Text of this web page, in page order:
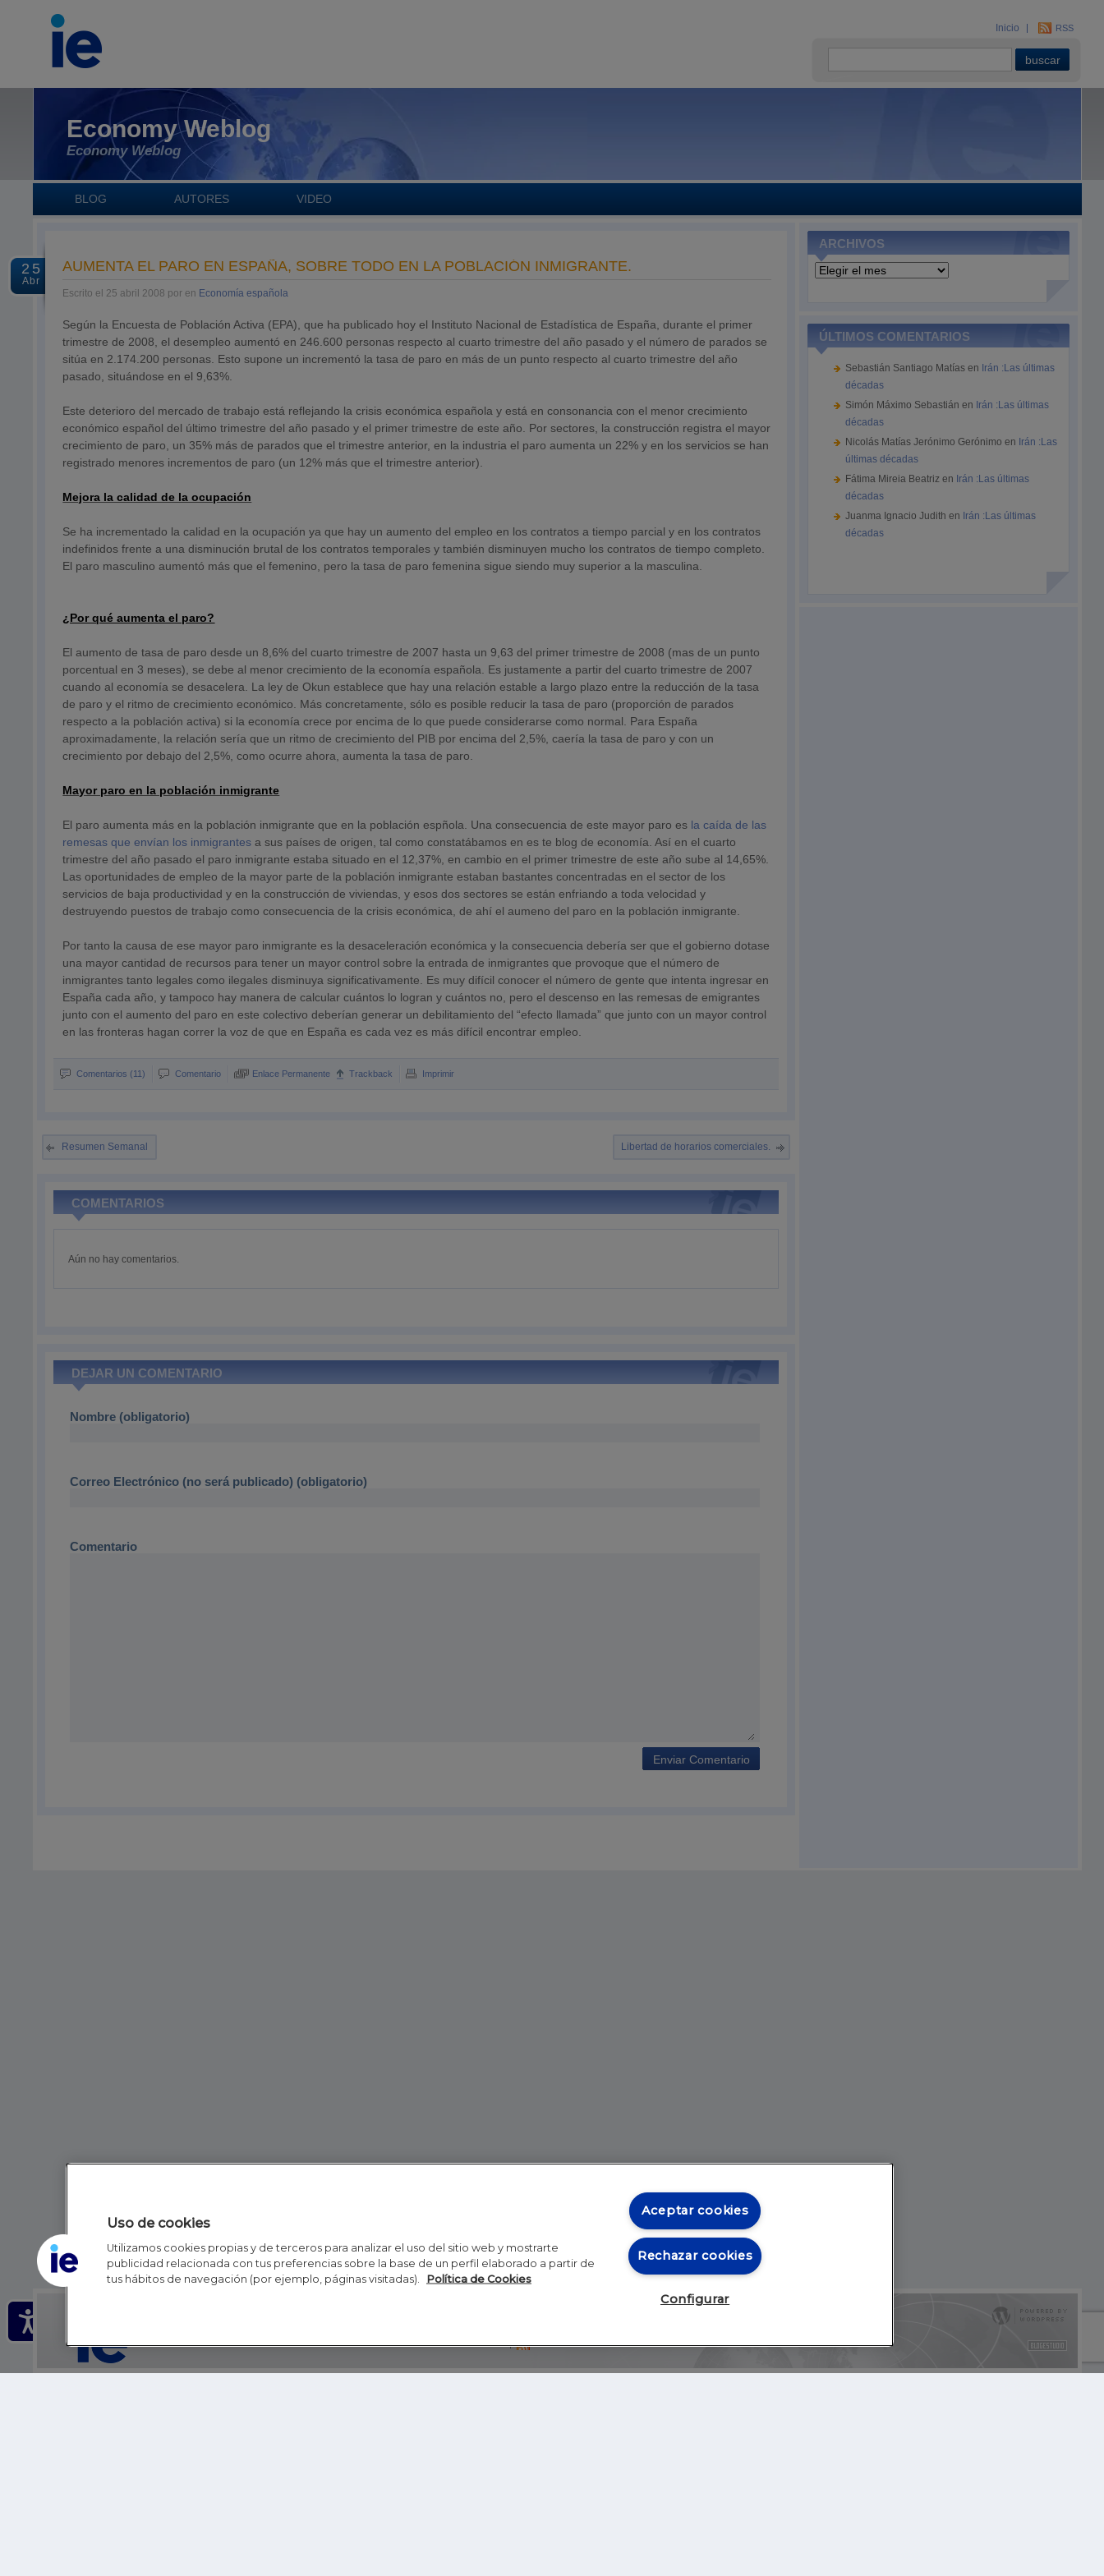
Inicio RSS
Economy Weblog
Economy Weblog
BLOG AUTORES VIDEO
25
Abr
AUMENTA EL PARO EN ESPAÑA, SOBRE TODO EN LA POBLACIÓN INMIGRANTE.
Escrito el 25 abril 2008 por en Economía española
Según la Encuesta de Población Activa (EPA), que ha publicado hoy el Instituto Nacional de Estadística de España, durante el primer
trimestre de 2008, el desempleo aumentó en 246.600 personas respecto al cuarto trimestre del año pasado y el número de parados se
sitúa en 2.174.200 personas. Esto supone un incrementó la tasa de paro en más de un punto respecto al cuarto trimestre del año
pasado, situándose en el 9,63%.
Este deterioro del mercado de trabajo está reflejando la crisis económica española y está en consonancia con el menor crecimiento
económico español del último trimestre del año pasado y el primer trimestre de este año. Por sectores, la construcción registra el mayor
crecimiento de paro, un 35% más de parados que el trimestre anterior, en la industria el paro aumenta un 22% y en los servicios se han
registrado menores incrementos de paro (un 12% más que el trimestre anterior).
Mejora la calidad de la ocupación
Se ha incrementado la calidad en la ocupación ya que hay un aumento del empleo en los contratos a tiempo parcial y en los contratos
indefinidos frente a una disminución brutal de los contratos temporales y también disminuyen mucho los contratos de tiempo completo.
El paro masculino aumentó más que el femenino, pero la tasa de paro femenina sigue siendo muy superior a la masculina.
¿Por qué aumenta el paro?
El aumento de tasa de paro desde un 8,6% del cuarto trimestre de 2007 hasta un 9,63 del primer trimestre de 2008 (mas de un punto
porcentual en 3 meses), se debe al menor crecimiento de la economía española. Es justamente a partir del cuarto trimestre de 2007
cuando al economía se desacelera. La ley de Okun establece que hay una relación estable a largo plazo entre la reducción de la tasa
de paro y el ritmo de crecimiento económico. Más concretamente, sólo es posible reducir la tasa de paro (proporción de parados
respecto a la población activa) si la economía crece por encima de lo que puede considerarse como normal. Para España
aproximadamente, la relación sería que un ritmo de crecimiento del PIB por encima del 2,5%, caería la tasa de paro y con un
crecimiento por debajo del 2,5%, como ocurre ahora, aumenta la tasa de paro.
Mayor paro en la población inmigrante
El paro aumenta más en la población inmigrante que en la población espñola. Una consecuencia de este mayor paro es la caída de las
remesas que envían los inmigrantesa sus países de origen, tal como constatábamos en es te blog de economía. Así en el cuarto
trimestre del año pasado el paro inmigrante estaba situado en el 12,37%, en cambio en el primer trimestre de este año sube al 14,65%.
Las oportunidades de empleo de la mayor parte de la población inmigrante estaban bastantes concentradas en el sector de los
servicios de baja productividad y en la construcción de viviendas, y esos dos sectores se están enfriando a toda velocidad y
destruyendo puestos de trabajo como consecuencia de la crisis económica, de ahí el aumeno del paro en la población inmigrante.
Por tanto la causa de ese mayor paro inmigrante es la desaceleración económica y la consecuencia debería ser que el gobierno dotase
una mayor cantidad de recursos para tener un mayor control sobre la entrada de inmigrantes que provoque que el número de
inmigrantes tanto legales como ilegales disminuya significativamente. Es muy difícil conocer el número de gente que intenta ingresar en
España cada año, y tampoco hay manera de calcular cuántos lo logran y cuántos no, pero el descenso en las remesas de emigrantes
junto con el aumento del paro en este colectivo deberían generar un debilitamiento del “efecto llamada” que junto con un mayor control
en las fronteras hagan correr la voz de que en España es cada vez es más difícil encontrar empleo.
Comentarios (11) Comentario Enlace Permanente Trackback Imprimir
Resumen Semanal Libertad de horarios comerciales.
COMENTARIOS
Aún no hay comentarios.
DEJAR UN COMENTARIO
Nombre (obligatorio)
Correo Electrónico (no será publicado) (obligatorio)
Comentario
ARCHIVOS
Archivos
ÚLTIMOS COMENTARIOS
Sebastián Santiago Matías en Irán :Las últimas
décadas
Simón Máximo Sebastián en Irán :Las últimas
décadas
Nicolás Matías Jerónimo Gerónimo en Irán :Las
últimas décadas
Fátima Mireia Beatriz en Irán :Las últimas
décadas
Juanma Ignacio Judith en Irán :Las últimas
décadas
Inicio RSS
Uso de cookies
Utilizamos cookies propias y de terceros para analizar el uso del sitio web y mostrarte
publicidad relacionada con tus preferencias sobre la base de un perfil elaborado a partir de
tus hábitos de navegación (por ejemplo, páginas visitadas).
Política de Cookies
Aceptar cookies
Rechazar cookies
Configurar